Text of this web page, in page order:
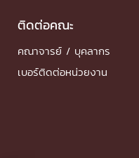
ติดต่อคณะ
คณาจารย์ / บุคลากร
เบอร์ติดต่อหน่วยงาน